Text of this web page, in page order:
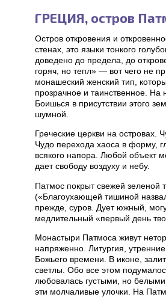
ГРЕЦИЯ, остров
Остров откровения и
стенах, это языки тонкого
доведено до предела, до
горяч, но тепл» — вот чего не
монашеский женский тип,
прозрачное и таинственное. На
Боишься в присутствии этого
шумной.
Греческие церкви на островах.
Чудо перехода хаоса в форму,
всякого напора. Любой объект
дает свободу воздуху и небу.
Патмос покрыт свежей зеленой
(«Благоухающей тишиной
прежде, суров. Дует южный,
медлительный «первый день
Монастыри Патмоса живут
напряженно. Литургия,
Божьего времени. В иконе,
светлы. Обо все этом
любовалась густыми, но
эти молчаливые улочки. На